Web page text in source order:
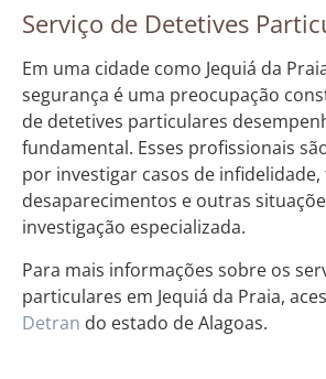
Serviço de Detetives
Em uma cidade como Jequiá da
segurança é uma preocupação
de detetives particulares
fundamental. Esses profissionais
por investigar casos de infidelidade,
desaparecimentos e outras
investigação especializada.
Para mais informações sobre os
particulares em Jequiá da Praia,
Detran do estado de Alagoas.